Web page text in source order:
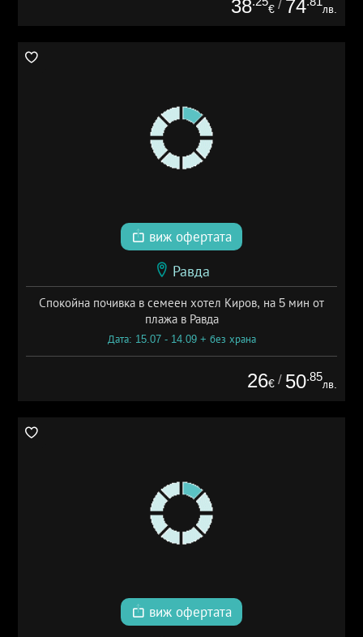
38 € / 74 лв.
виж офертата
Равда
Спокойна почивка в семеен хотел Киров, на 5 мин от
плажа в Равда
Дата: 15.07 - 14.09 + без храна
26€ / 50.85
лв.
виж офертата